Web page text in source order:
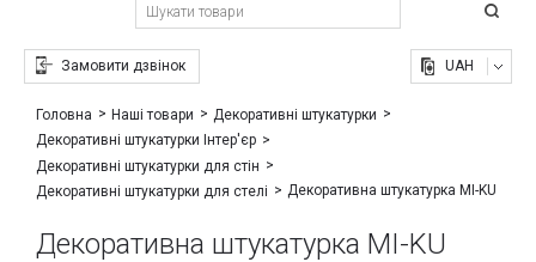
Замовити дзвінок UAH
Головна Наші товари
Декоративні штукатурки
Декоративні штукатурки Інтер'єр
Декоративні штукатурки для стін
Декоративні штукатурки для стелі
Декоративна штукатурка MI-KU
Декоративна штукатурка MI-KU